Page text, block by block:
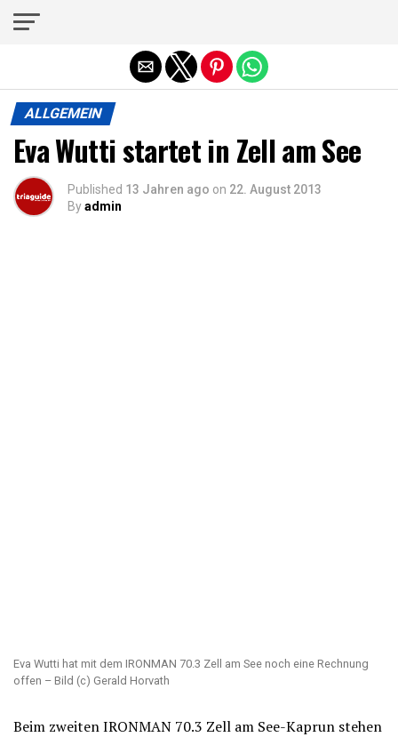
ALLGEMEIN
Eva Wutti startet in Zell am See
Published 13 Jahren ago on 22. August 2013
Byadmin
Eva Wutti hat mit dem IRONMAN 70.3 Zell am See noch eine Rechnung
offen – Bild (c) Gerald Horvath
Beim zweiten IRONMAN 70.3 Zell am See-Kaprun stehen